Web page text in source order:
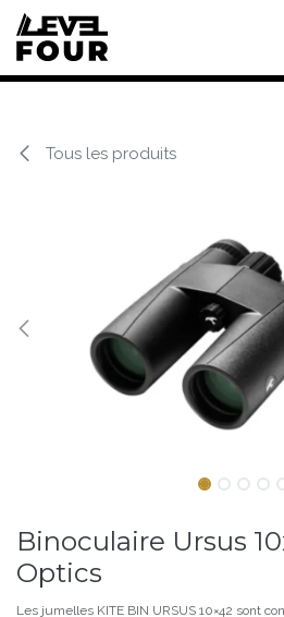
Se rendre au contenu
Tous les produits
Binoculaire Ursus
Optics
Les jumelles KITE BIN URSUS 10×42 sont